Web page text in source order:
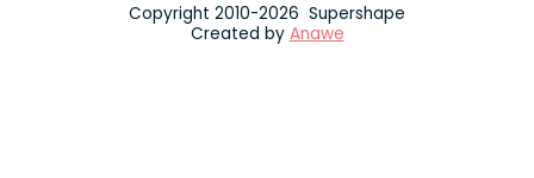
Copyright 2010-2026 Supershape
Created by Anawe